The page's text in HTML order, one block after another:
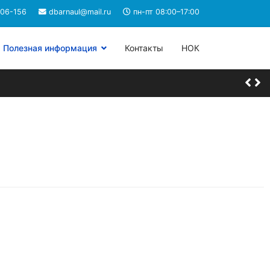
156 dbarnaul@mail.ru пн-пт 08:00–17:00
Полезная информация Контакты НОК